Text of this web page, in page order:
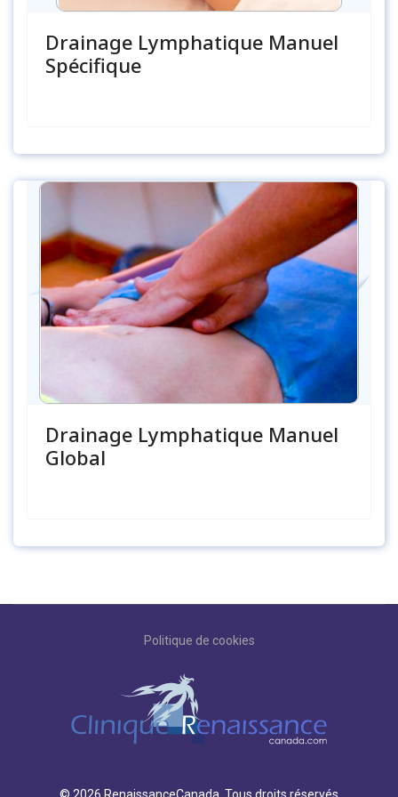
Drainage Lymphatique Manuel
Spécifique
Drainage Lymphatique Manuel
Global
© 2026 RenaissanceCanada. Tous droits réservés
Politique de cookies